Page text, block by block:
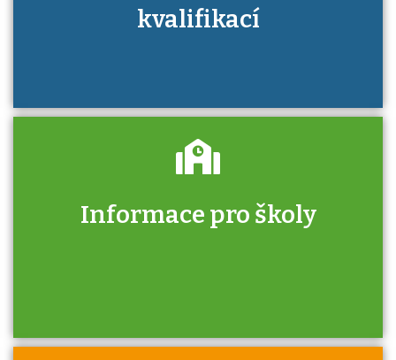
kvalifikací
Informace pro školy
Zjistěte, jak se přihlásit ke zkoušce a kde